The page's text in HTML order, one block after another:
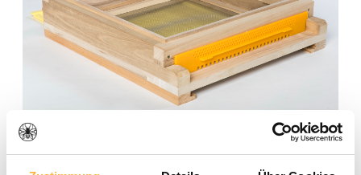
Durchschnittliche Bewertung von 0 von 5 Sternen
0 Bewertungen